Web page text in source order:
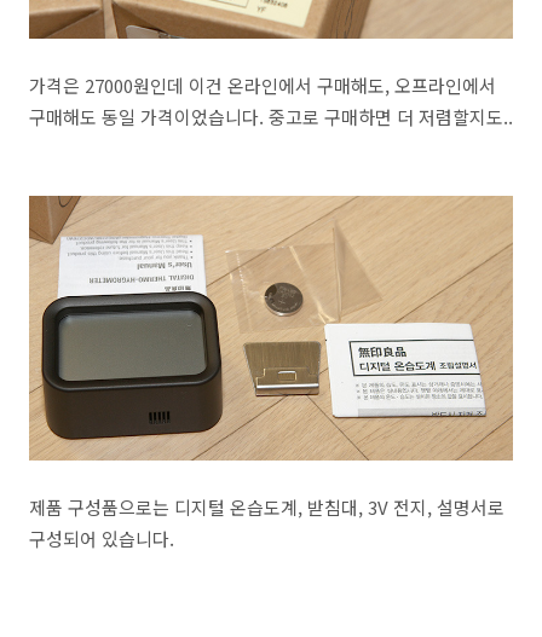
가격은 27000원인데 이건 온라인에서 구매해도, 오프라인에서
구매해도 동일 가격이었습니다. 중고로 구매하면 더 저렴할지도..
제품 구성품으로는 디지털 온습도계, 받침대, 3V 전지, 설명서로
구성되어 있습니다.